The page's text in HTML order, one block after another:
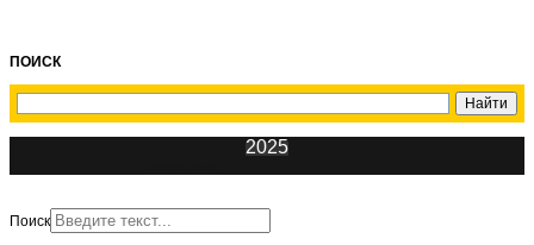
ПОИСК
2025
Поиск